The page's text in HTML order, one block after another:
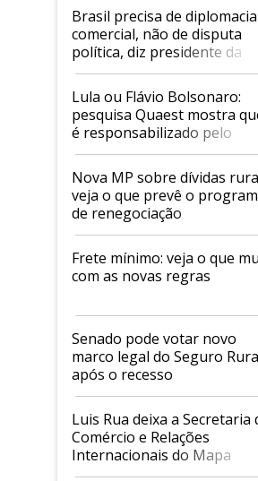
Brasil precisa de diplomacia
comercial, não de disputa
política, diz presidente da
Faesp
Lula ou Flávio Bolsonaro:
pesquisa Quaest mostra
é responsabilizado pelo
tarifaço dos EUA
Nova MP sobre dívidas
veja o que prevê o
de renegociação
Frete mínimo: veja o que
com as novas regras
Senado pode votar novo
marco legal do Seguro
após o recesso
Luis Rua deixa a Secretaria
Comércio e Relações
Internacionais do Mapa